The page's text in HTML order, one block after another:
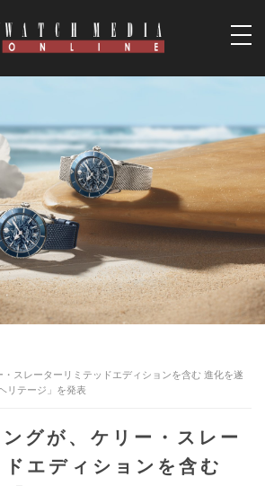
スレーターリミテッドエディションを含む 進化を遂
リテージ」を発表
グが、ケリー・スレー
エディションを含む